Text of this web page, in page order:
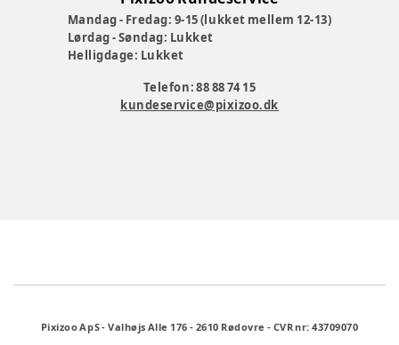
Mandag - Fredag: 9-15 (lukket mellem 12-13)
Lørdag - Søndag: Lukket
Helligdage: Lukket
Telefon: 88 88 74 15
kundeservice@pixizoo.dk
Pixizoo ApS-Valhøjs Alle 176 - 2610 Rødovre - CVR nr: 43709070